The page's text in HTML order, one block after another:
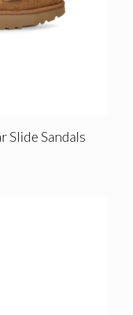
Slide Sandals